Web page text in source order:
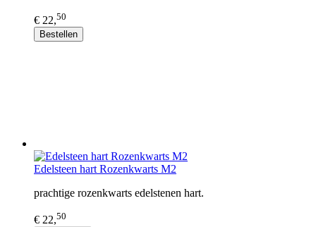
€ 22,50
Bestellen
Edelsteen hart Rozenkwarts M2
prachtige rozenkwarts edelstenen hart.
€ 22,50